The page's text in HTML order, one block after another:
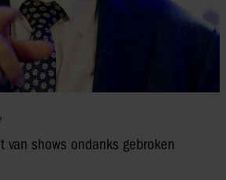
van shows ondanks gebroken